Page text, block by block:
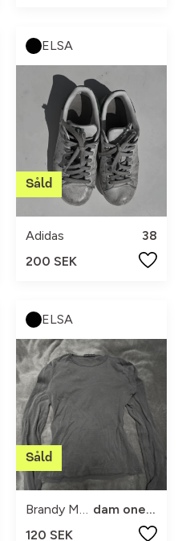
ELSA
Adidas
38
200 SEK
ELSA
Brandy Melville
dam one size
120 SEK